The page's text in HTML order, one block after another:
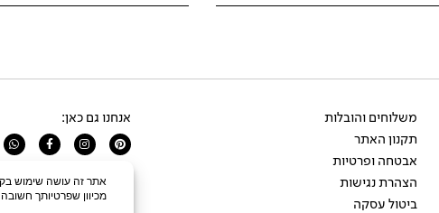
משלוחים והובלות
תקנון האתר
אבטחה ופרטיות
הצהרת נגישות
ביטול עסקה
אנחנו גם כאן:
Pinterest
Instagram
Facebook-
f